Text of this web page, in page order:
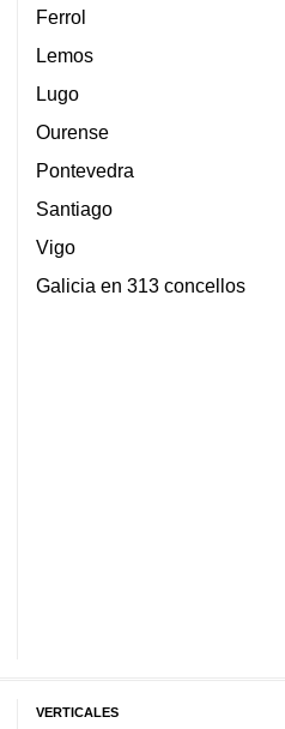
Ferrol
Lemos
Lugo
Ourense
Pontevedra
Santiago
Vigo
Galicia en 313 concellos
VERTICALES